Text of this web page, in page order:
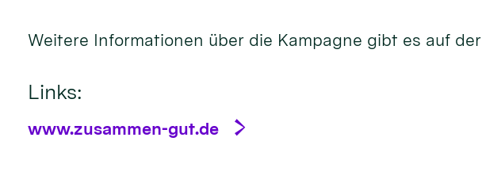
Weitere Informationen über die Kampagne gibt es auf
Links:
www.zusammen-gut.de